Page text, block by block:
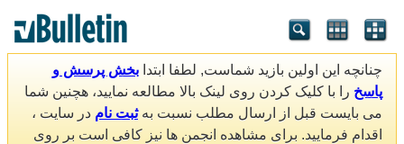
چنانچه این اولین بازید شماست, لطفا ابتدا بخش پرسش و
پاسخ را با کلیک کردن روی لینک بالا مطالعه نمایید، هچنین شما
می بایست قبل از ارسال مطلب نسبت بهثبت نام در سایت ،
اقدام فرمایید. برای مشاهده انجمن ها نیز کافی است بر روی